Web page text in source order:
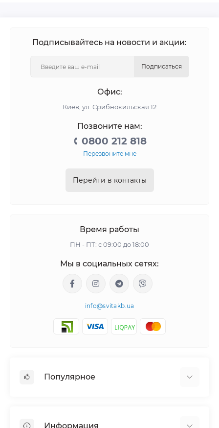
Подписывайтесь на новости и акции:
Подписаться
Офис:
Киев, ул. Срибнокильская 12
Позвоните нам:
0800 212 818
Перезвоните мне
Перейти в контакты
Время работы
ПН - ПТ: с 09:00 до 18:00
Мы в социальных сетях:
info@svitakb.ua
Популярное
Информация